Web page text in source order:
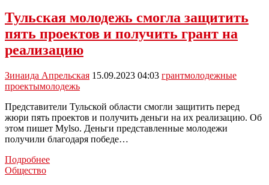
образовательная
программа
Тульская молодежь смогла защитить
пять проектов и получить грант на
реализацию
Зинаида Апрельская 15.09.2023 04:03 грантмолодежные
проектымолодежь
Представители Тульской области смогли защитить перед
жюри пять проектов и получить деньги на их реализацию. Об
этом пишет Mylso. Деньги представленные молодежи
получили благодаря победе…
ПодробнееТульская
Общество